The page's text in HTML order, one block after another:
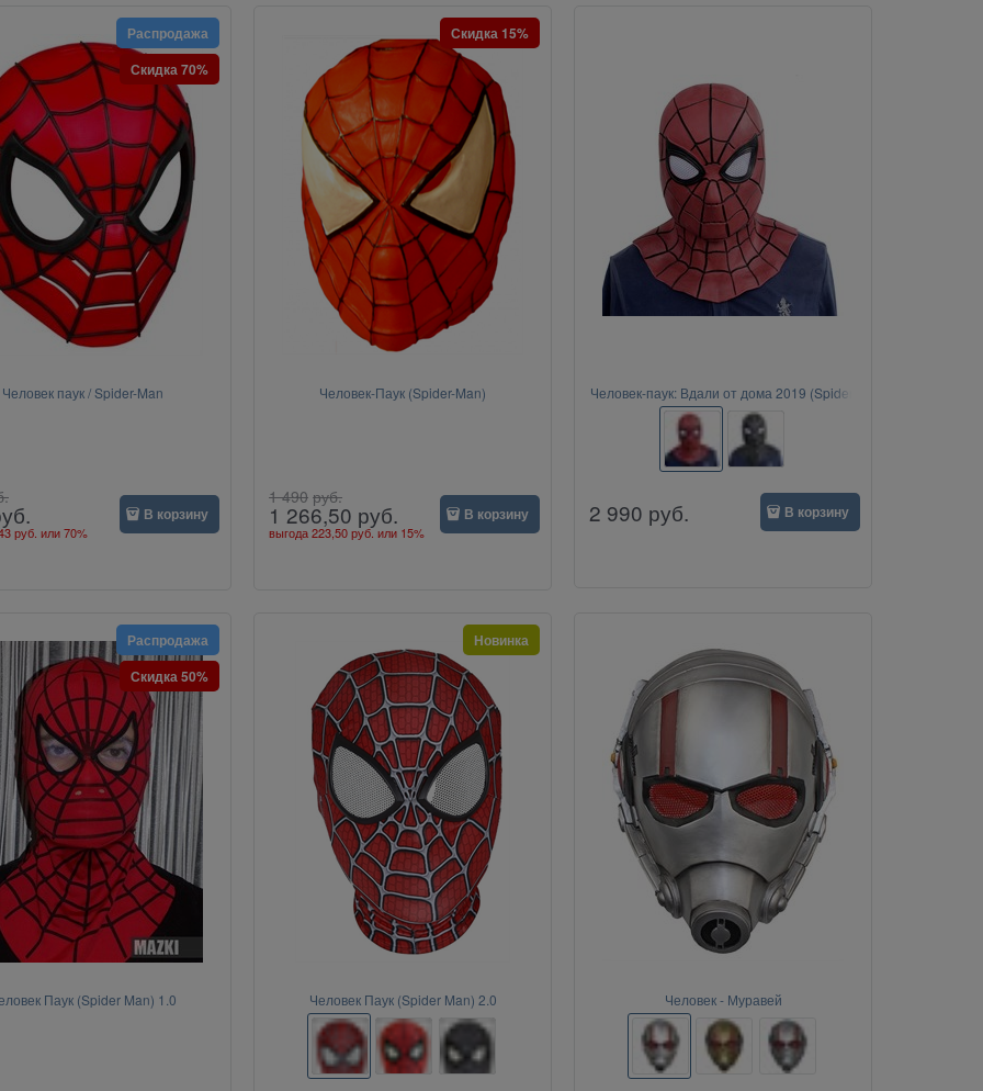
Человек паук / Spider-Man
Распродажа
Скидка 70%
руб. или70%
В корзину
Человек-Паук (Spider-Man)
Скидка 15%
1 490 руб.
1 266,50 руб.
выгода223,50 руб.или 15%
В корзину
Человек-паук: Вдали от дома 2019 (Spider-
Man)
2 990 руб. В корзину
Паук (Spider Man) 1.0
Распродажа
Скидка 50%
Человек Паук (Spider Man) 2.0
Новинка
Человек - Муравей